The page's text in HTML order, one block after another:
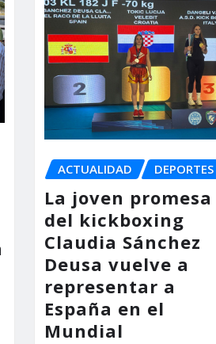
ACTUALIDAD DEPORTES
La joven promesa
del kickboxing
Claudia Sánchez
Deusa vuelve a
representar a
España en el
Mundial